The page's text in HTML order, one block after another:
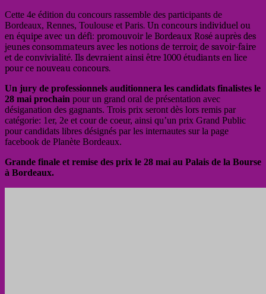
Cette 4e édition du concours rassemble des participants de
Bordeaux, Rennes, Toulouse et Paris. Un concours individuel ou
en équipe avec un défi: promouvoir le Bordeaux Rosé auprès des
jeunes consommateurs avec les notions de terroir, de savoir-faire
et de convivialité. Ils devraient ainsi être 1000 étudiants en lice
pour ce nouveau concours.
Un jury de professionnels auditionnera les candidats finalistes le
28 mai prochain pour un grand oral de présentation avec
désiganation des gagnants. Trois prix seront dès lors remis par
catégorie: 1er, 2e et cour de coeur, ainsi qu’un prix Grand Public
pour candidats libres désignés par les internautes sur la page
facebook de Planète Bordeaux.
Grande finale et remise des prix le 28 mai au Palais de la Bourse
à Bordeaux.